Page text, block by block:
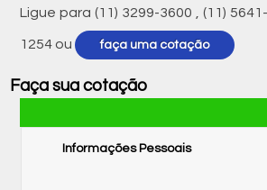
Ligue para (11) 3299-3600 ,(11)
1254 ou faça uma cotação
Faça sua cotação
Informações Pessoais